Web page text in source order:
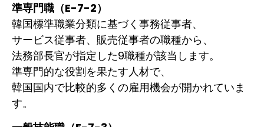
準専門職（E-7-2）
韓国標準職業分類に基づく事務従事者、
サービス従事者、販売従事者の職種から、
法務部長官が指定した9職種が該当します。
準専門的な役割を果たす人材で、
韓国国内で比較的多くの雇用機会が開かれていま
す。